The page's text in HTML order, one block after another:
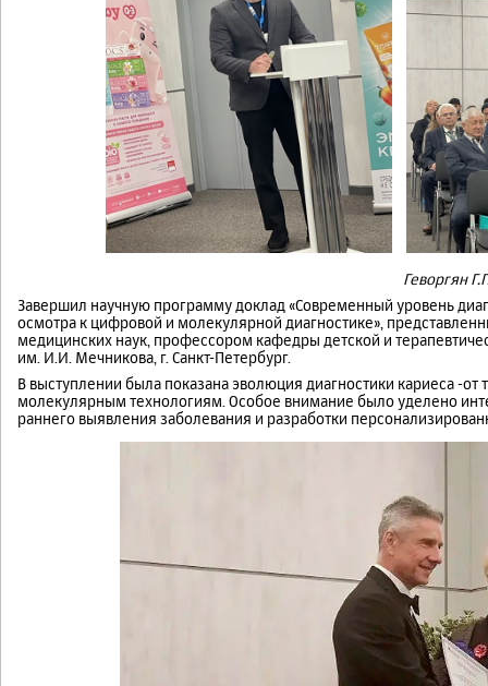
Геворгян
Завершил научную программу доклад «Современный уровень
осмотра к цифровой и молекулярной диагностике»,
медицинских наук, профессором кафедры детской и
им. И.И. Мечникова, г. Санкт-Петербург.
В выступлении была показана эволюция диагностики кариеса -
молекулярным технологиям. Особое внимание было уделено
раннего выявления заболевания и разработки